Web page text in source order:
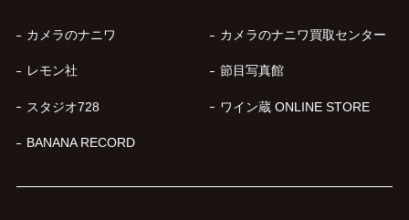
カメラのナニワ カメラのナニワ買取センター
レモン社 節目写真館
スタジオ728 ワイン蔵 ONLINE STORE
BANANA RECORD